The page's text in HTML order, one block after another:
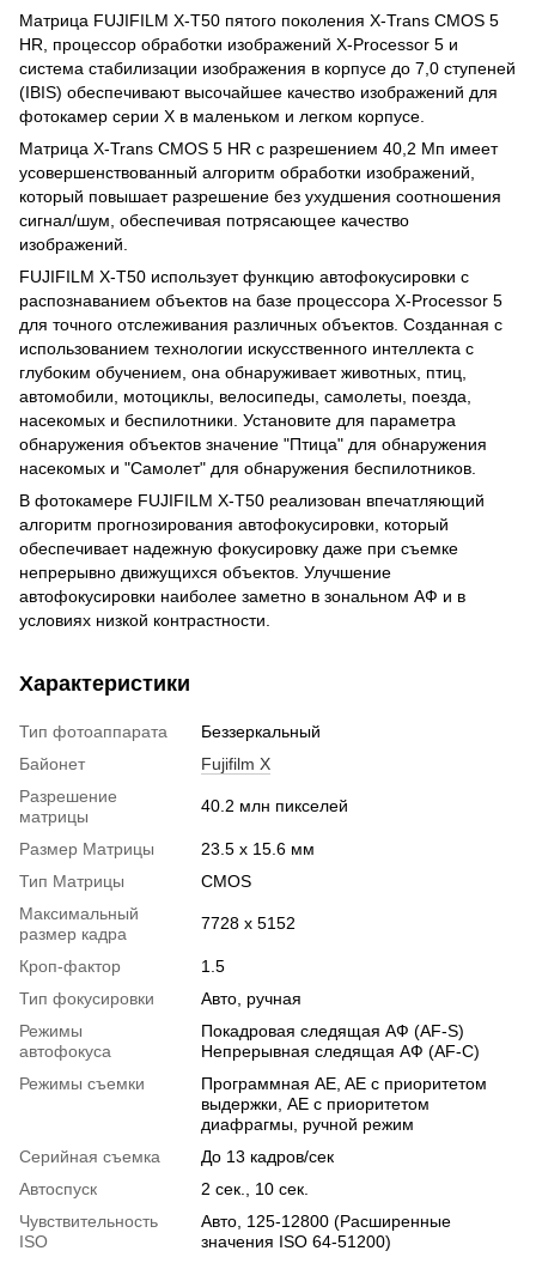
Матрица FUJIFILM X-T50 пятого поколения X-Trans CMOS 5
HR, процессор обработки изображений X-Processor 5 и
система стабилизации изображения в корпусе до 7,0 ступеней
(IBIS) обеспечивают высочайшее качество изображений для
фотокамер серии X в маленьком и легком корпусе.
Матрица X-Trans CMOS 5 HR с разрешением 40,2 Мп имеет
усовершенствованный алгоритм обработки изображений,
который повышает разрешение без ухудшения соотношения
сигнал/шум, обеспечивая потрясающее качество
изображений.
FUJIFILM X-T50 использует функцию автофокусировки с
распознаванием объектов на базе процессора X-Processor 5
для точного отслеживания различных объектов. Созданная с
использованием технологии искусственного интеллекта с
глубоким обучением, она обнаруживает животных, птиц,
автомобили, мотоциклы, велосипеды, самолеты, поезда,
насекомых и беспилотники. Установите для параметра
обнаружения объектов значение "Птица" для обнаружения
насекомых и "Самолет" для обнаружения беспилотников.
В фотокамере FUJIFILM X-T50 реализован впечатляющий
алгоритм прогнозирования автофокусировки, который
обеспечивает надежную фокусировку даже при съемке
непрерывно движущихся объектов. Улучшение
автофокусировки наиболее заметно в зональном АФ и в
условиях низкой контрастности.
Характеристики
Тип фотоаппарата
Беззеркальный
Байонет
Fujifilm X
Разрешение
матрицы
40.2 млн пикселей
Размер Матрицы
23.5 x 15.6 мм
Тип Матрицы
CMOS
Максимальный
размер кадра
7728 x 5152
Кроп-фактор
1.5
Тип фокусировки
Авто, ручная
Режимы
автофокуса
Покадровая следящая АФ (AF-S)
Непрерывная следящая АФ (AF-C)
Режимы съемки
Программная AE, AE с приоритетом
выдержки, AE с приоритетом
диафрагмы, ручной режим
Серийная съемка
До 13 кадров/сек
Автоспуск
2 сек., 10 сек.
Чувствительность
ISO
Авто, 125-12800 (Расширенные
значения ISO 64-51200)